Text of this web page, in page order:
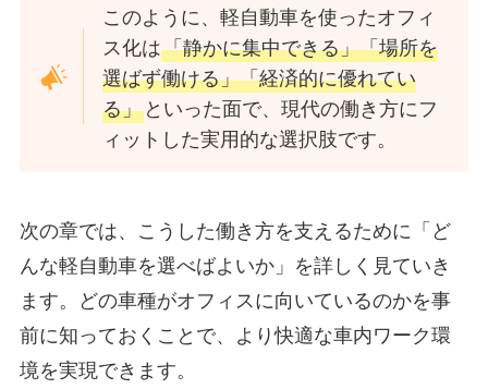
このように、軽自動車を使ったオフィ
ス化は「静かに集中できる」「場所を
選ばず働ける」「経済的に優れてい
る」といった面で、現代の働き方にフ
ィットした実用的な選択肢です。
次の章では、こうした働き方を支えるために「ど
んな軽自動車を選べばよいか」を詳しく見ていき
ます。どの車種がオフィスに向いているのかを事
前に知っておくことで、より快適な車内ワーク環
境を実現できます。